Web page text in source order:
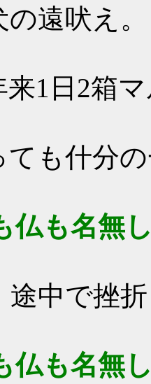
遠吠え。
来1日2箱
ても什分
仏も名無
途中で挫
仏も名無